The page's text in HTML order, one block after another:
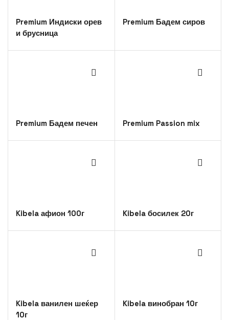
Premium Индиски орев
и брусница
Premium Бадем сиров
Premium Бадем печен Premium Passion mix
Kibela афион 100г Kibela босилек 20г
Kibela ванилен шеќер
10г
Kibela винобран 10г